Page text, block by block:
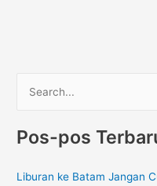
r
u
Pos-pos
Liburan ke Batam Jangan